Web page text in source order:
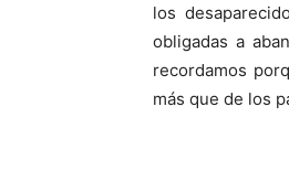
los
obligadas a
recordamos
más que de los